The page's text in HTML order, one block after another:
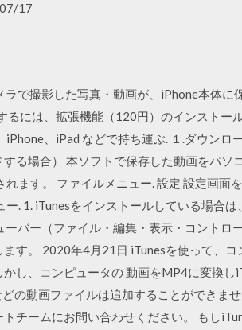
17
で撮影した写真・動画が、iPhone本体に
るには、拡張機能（120円）のインストー
、iPad などで持ち運ぶ. １.ダウン
する場合） 本ソフトで保存した動画をパ
ます。 ファイルメニュー. 設定 設定画面
ー. 1. iTunesをインストールしている場合
ーバー（ファイル・編集・表示・コント
す。 2020年4月21日 iTunesを使って、
し、コンピュータの 動画をMP4に変換
の動画ファイルは追加することができま
チームにお問い合わせください。 もし